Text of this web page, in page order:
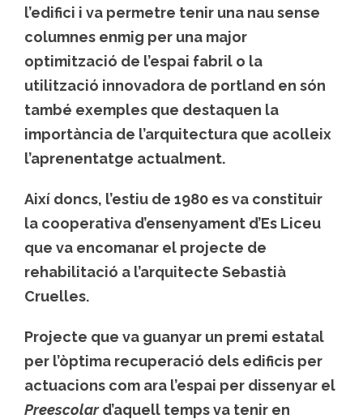
l’edifici i va permetre tenir una nau sense
columnes enmig per una major
optimització de l’espai fabril o la
utilització innovadora de portland en són
també exemples que destaquen la
importància de l’arquitectura que acolleix
l’aprenentatge actualment.
Així doncs, l’estiu de 1980 es va constituir
la cooperativa d’ensenyament d’Es Liceu
que va encomanar el projecte de
rehabilitació a l’arquitecte Sebastià
Cruelles.
Projecte que va guanyar un premi estatal
per l’òptima recuperació dels edificis per
actuacions com ara l’espai per dissenyar el
Preescolard’aquell temps va tenir en